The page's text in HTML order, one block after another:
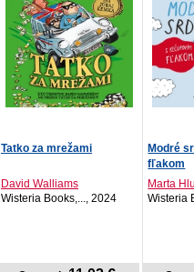
Tatko za mrežami
David Walliams
Wisteria Books,..., 2024
Modré
fľakom
Marta
Wisteria